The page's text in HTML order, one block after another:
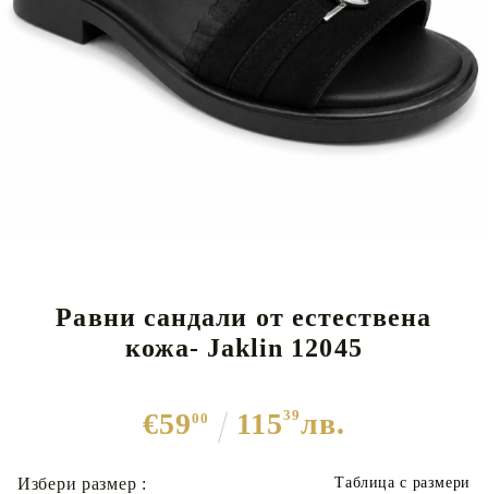
Равни сандали от естествена
кожа- Jaklin 12045
€5900 11539лв.
Избери размер : Таблица с размери